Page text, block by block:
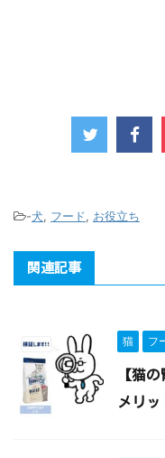
-犬, フード, お役立ち
関連記事
猫 フ
【猫
メリ